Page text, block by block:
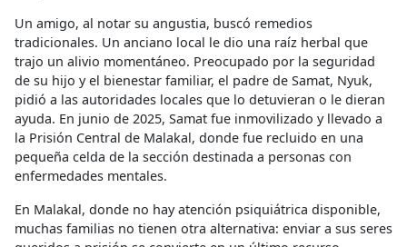
Un amigo, al notar su angustia, buscó remedios
tradicionales. Un anciano local le dio una raíz herbal que
trajo un alivio momentáneo. Preocupado por la seguridad
de su hijo y el bienestar familiar, el padre de Samat, Nyuk,
pidió a las autoridades locales que lo detuvieran o le dieran
ayuda. En junio de 2025, Samat fue inmovilizado y llevado a
la Prisión Central de Malakal, donde fue recluido en una
pequeña celda de la sección destinada a personas con
enfermedades mentales.
En Malakal, donde no hay atención psiquiátrica disponible,
muchas familias no tienen otra alternativa: enviar a sus seres